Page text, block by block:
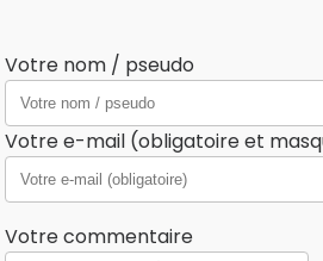
Votre nom / pseudo
Votre e-mail (obligatoire et
Votre commentaire